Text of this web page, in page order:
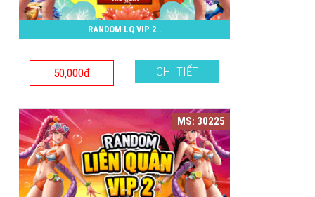
RANDOM LQ VIP 2..
50,000đ CHI TIẾT
MS: 30225